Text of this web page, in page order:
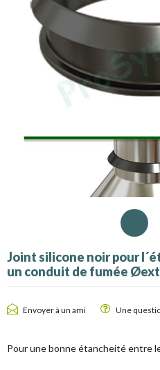
Joint silicone noir pour
un conduit de fumée Øext
Envoyer à un ami Une
Pour une bonne étancheité entre